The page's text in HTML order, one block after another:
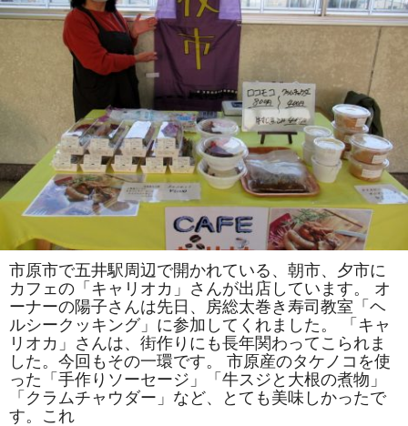
ス・
ト
ュ
作
り
ま
し
た。
テ
予
防
に
い
で
す
よ！！
は
市原市で五井駅周辺で開かれている、朝市、夕市に
カフェの「キャリオカ」さんが出店しています。 オ
ーナーの陽子さんは先日、房総太巻き寿司教室「ヘ
ルシークッキング」に参加してくれました。 「キャ
リオカ」さんは、街作りにも長年関わってこられま
した。今回もその一環です。 市原産のタケノコを使
った「手作りソーセージ」「牛スジと大根の煮物」
「クラムチャウダー」など、とても美味しかったで
す。これ